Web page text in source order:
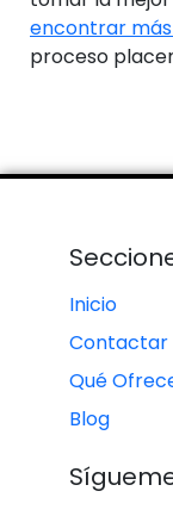
encontrar
proceso
Inicio
Contactar
Qué
Blog